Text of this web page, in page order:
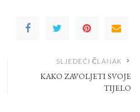
SLJEDEĆI ČLANAK
KAKO ZAVOLJETI SVOJE
TIJELO